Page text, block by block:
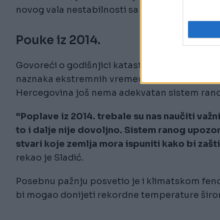
novog vala nestabilnosti sa zapada.
Pouke iz 2014.
Govoreći o godišnjici katastrofalnih poplava
naznaka ekstremnih vremenskih prilika
Hercegovina još nema adekvatan sistem
“Poplave iz 2014. trebale su nas naučiti
to i dalje nije dovoljno. Sistem ranog
stvari koje zemlja mora ispuniti kako bi
rekao je Sladić.
Posebnu pažnju posvetio je i klimatskom
bi mogao donijeti rekordne temperature